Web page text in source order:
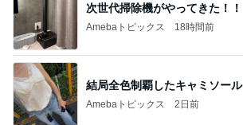
次世代掃除機がやってきた！！
Amebaトピックス 18時間前
結局全色制覇したキャミソール
Amebaトピックス 2日前